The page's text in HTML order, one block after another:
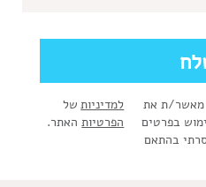
מאשר/ת את
בפרטים
בהתאם
למדיניות
הפרטיות
של
האתר.